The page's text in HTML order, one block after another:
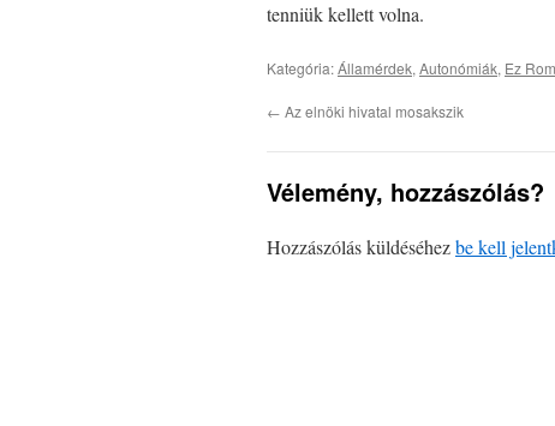
tenniük kellett volna.
Kategória:Államérdek, Autonómiák, Ez
← Az elnöki hivatal mosakszik
Vélemény, hozzászólás?
Hozzászólás küldéséhezbe kell